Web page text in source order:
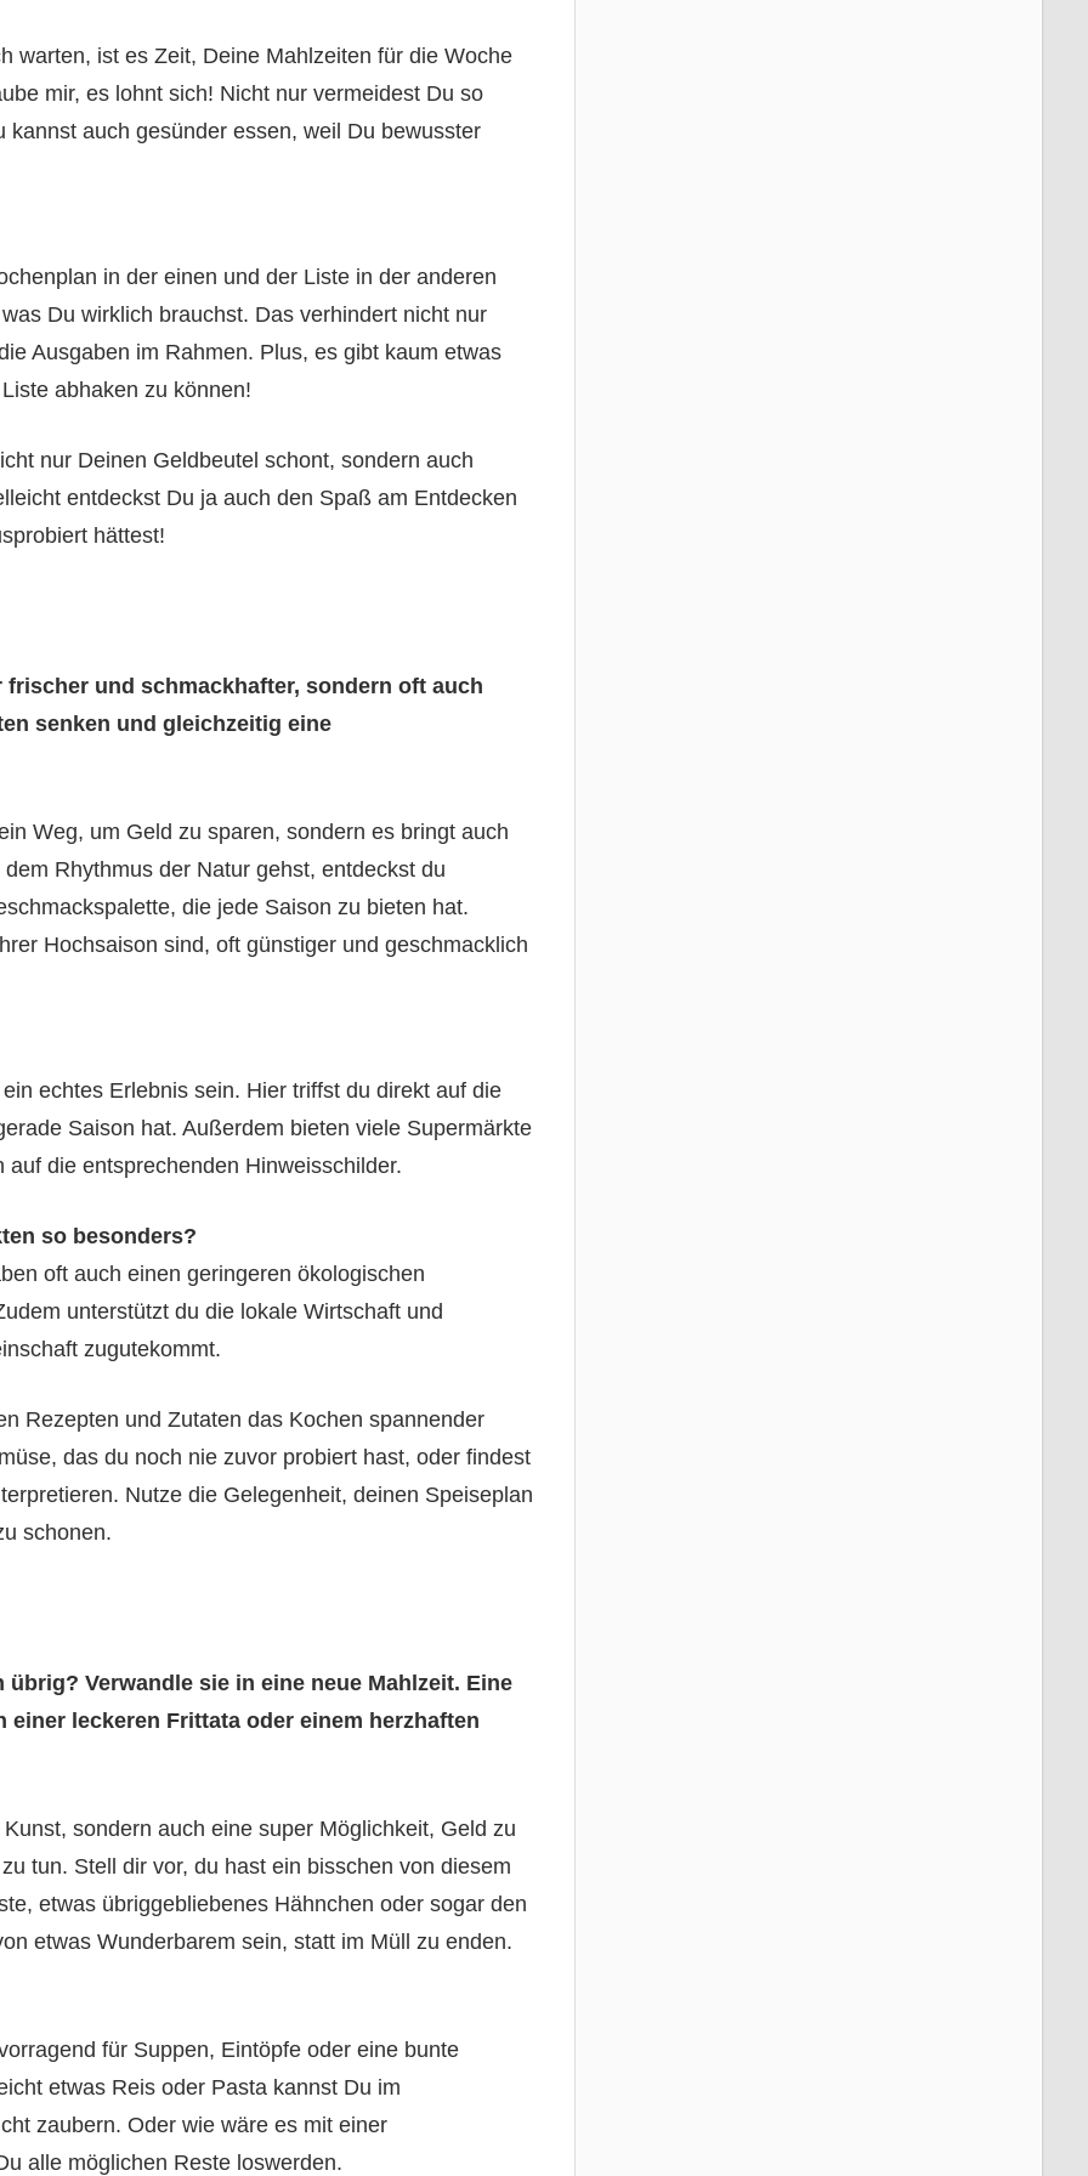
warten, ist es Zeit, Deine Mahlzeiten für die Woche
mir, es lohnt sich! Nicht nur vermeidest Du so
auch gesünder essen, weil Du bewusster
in der einen und der Liste in der anderen
Du wirklich brauchst. Das verhindert nicht nur
Ausgaben im Rahmen. Plus, es gibt kaum etwas
abhaken zu können!
nur Deinen Geldbeutel schont, sondern auch
entdeckst Du ja auch den Spaß am Entdecken
hättest!
und schmackhafter, sondern oft auch
senken und gleichzeitig eine
Weg, um Geld zu sparen, sondern es bringt auch
Rhythmus der Natur gehst, entdeckst du
die jede Saison zu bieten hat.
Hochsaison sind, oft günstiger und geschmacklich
echtes Erlebnis sein. Hier triffst du direkt auf die
Saison hat. Außerdem bieten viele Supermärkte
die entsprechenden Hinweisschilder.
so besonders?
oft auch einen geringeren ökologischen
unterstützt du die lokale Wirtschaft und
zugutekommt.
Rezepten und Zutaten das Kochen spannender
das du noch nie zuvor probiert hast, oder findest
Nutze die Gelegenheit, deinen Speiseplan
schonen.
Verwandle sie in eine neue Mahlzeit. Eine
leckeren Frittata oder einem herzhaften
sondern auch eine super Möglichkeit, Geld zu
tun. Stell dir vor, du hast ein bisschen von diesem
etwas übriggebliebenes Hähnchen oder sogar den
etwas Wunderbarem sein, statt im Müll zu enden.
für Suppen, Eintöpfe oder eine bunte
etwas Reis oder Pasta kannst Du im
zaubern. Oder wie wäre es mit einer
alle möglichen Reste loswerden.